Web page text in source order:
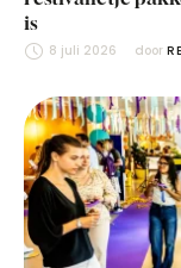
is
8 juli 2026 door